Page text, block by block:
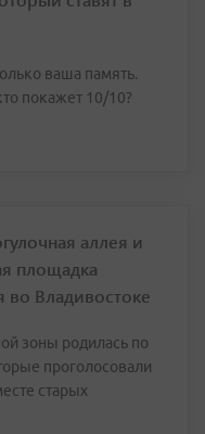
ваша память.
покажет 10/10?
аллея и
площадка
во Владивостоке
зоны родилась по
проголосовали
старых